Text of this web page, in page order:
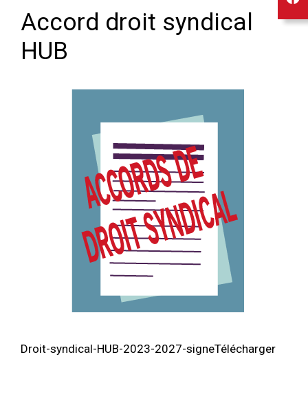
Accord droit syndical
HUB
Droit-syndical-HUB-2023-2027-signeTélécharger